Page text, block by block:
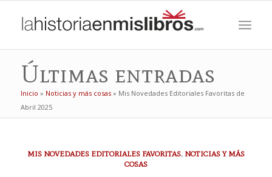
Últimas entradas
Inicio » Noticias y más cosas» Mis Novedades Editoriales Favoritas de
Abril 2025
MIS NOVEDADES EDITORIALES FAVORITAS, NOTICIAS Y MÁS
COSAS